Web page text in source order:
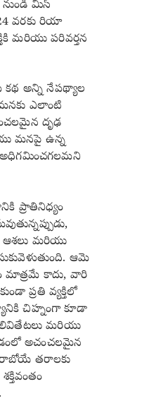
మిస్
వరకు రియా
మరియు పరివర్తన
అన్ని నేపథ్యాల
మనకు ఎలాంటి
దృఢ
మనపై ఉన్న
ప్రాతినిధ్యం
మరియు
ఆమె
మాత్రమే కాదు, వారి
ప్రతి వ్యక్తిలో
చిహ్నంగా కూడా
మరియు
అచంచలమైన
తరాలకు